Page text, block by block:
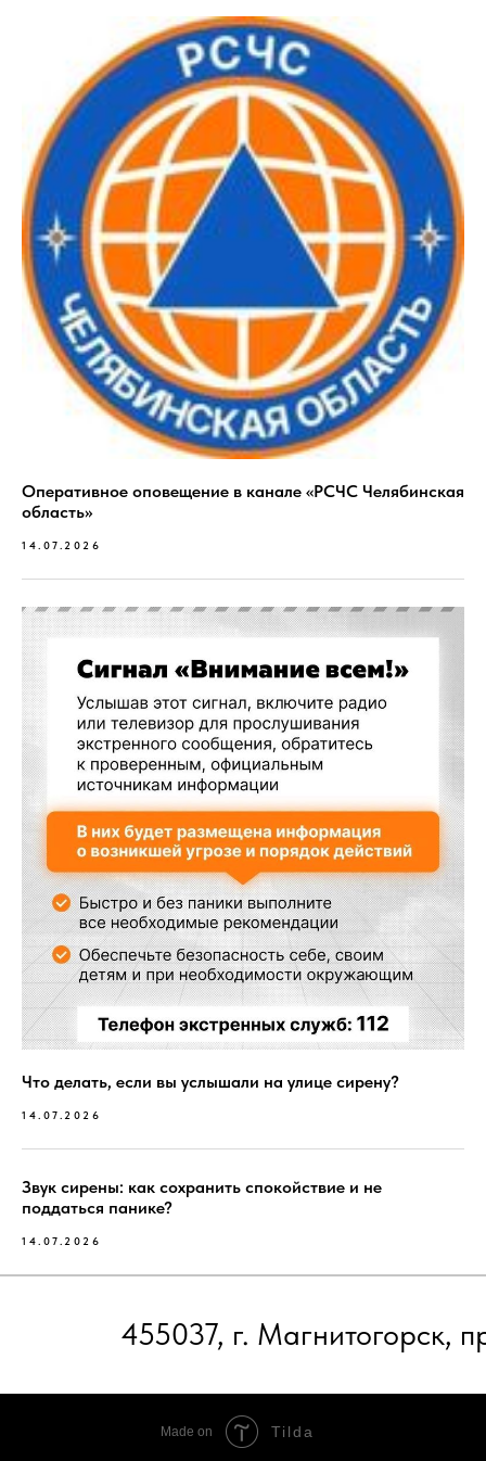
Оперативное оповещение в канале «РСЧС Челябинская
область»
14.07.2026
Что делать, если вы услышали на улице сирену?
14.07.2026
Звук сирены: как сохранить спокойствие и не
поддаться панике?
14.07.2026
Made on Tilda